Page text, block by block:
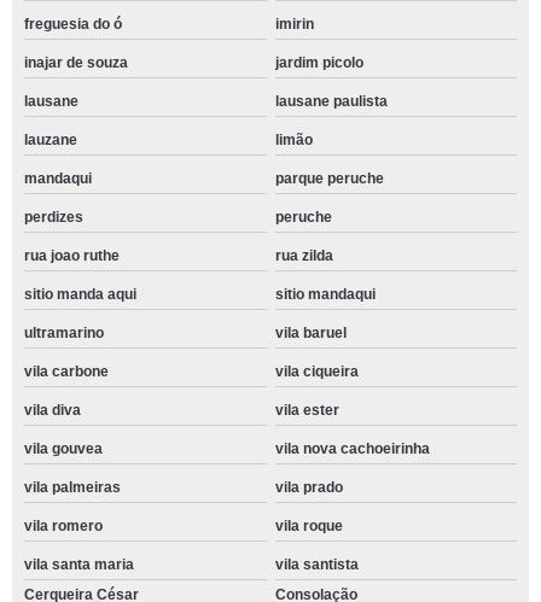
freguesia do ó imirin
inajar de souza jardim picolo
lausane lausane paulista
lauzane limão
mandaqui parque peruche
perdizes peruche
rua joao ruthe rua zilda
sitio manda aqui sitio mandaqui
ultramarino vila baruel
vila carbone vila ciqueira
vila diva vila ester
vila gouvea vila nova cachoeirinha
vila palmeiras vila prado
vila romero vila roque
vila santa maria
vila santista
Cerqueira César
Consolação